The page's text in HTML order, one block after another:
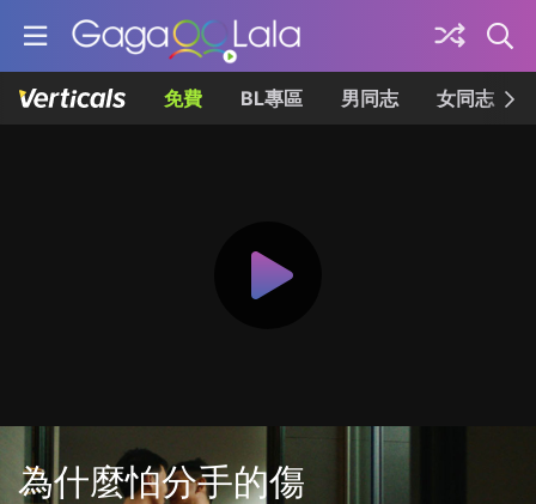
免費 BL專區 男同志 女同志
為什麼怕分手的傷